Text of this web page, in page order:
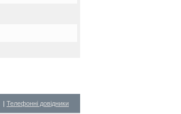
| Телефонні довідники